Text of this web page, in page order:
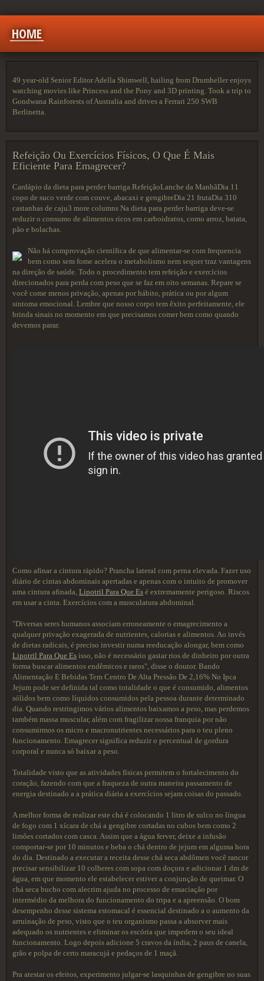
HOME
49 year-old Senior Editor Adella Shimwell, hailing from Drumheller enjoys
watching movies like Princess and the Pony and 3D printing. Took a trip to
Gondwana Rainforests of Australia and drives a Ferrari 250 SWB
Berlinetta.
Refeição Ou Exercícios Físicos, O Que É Mais
Eficiente Para Emagrecer?
Cardápio da dieta para perder barriga.RefeiçãoLanche da ManhãDia 11
copo de suco verde com couve, abacaxi e gengibreDia 21 frutaDia 310
castanhas de caju3 more columns Na dieta para perder barriga deve-se
reduzir o consumo de alimentos ricos em carboidratos, como arroz, batata,
pão e bolachas.
Não há comprovação científica de que alimentar-se com frequencia
bem como sem fome acelera o metabolismo nem sequer traz vantagens
na direção de saúde. Todo o procedimento tem refeição e exercícios
direcionados para perda com peso que se faz em oito semanas. Repare se
você come menos privação, apenas por hábito, prática ou por algum
sintoma emocional. Lembre que nosso corpo tem êxito perfeitamente, ele
brinda sinais no momento em que precisamos comer bem como quando
devemos parar.
Como afinar a cintura rápido? Prancha lateral com perna elevada. Fazer uso
diário de cintas abdominais apertadas e apenas com o intuito de promover
uma cintura afinada, Lipotril Para Que Es é extremamente perigoso. Riscos
em usar a cinta. Exercícios com a musculatura abdominal.
"Diversas seres humanos associam erroneamente o emagrecimento a
qualquer privação exagerada de nutrientes, calorias e alimentos. Ao invés
de dietas radicais, é preciso investir numa reeducação alongar, bem como
Lipotril Para Que Es isso, não é necessário gastar rios de dinheiro por outra
forma buscar alimentos endêmicos e raros", disse o doutor. Bando
Alimentação E Bebidas Tem Centro De Alta Pressão De 2,16% No Ipca
Jejum pode ser definida tal como totalidade o que é consumido, alimentos
sólidos bem como líquidos consumidos pela pessoa durante determinado
dia. Quando restringimos vários alimentos baixamos a peso, mas perdemos
também massa muscular, além com fragilizar nossa franquia por não
consumirmos os micro e macronutrientes necessários para o teu pleno
funcionamento. Emagrecer significa reduzir o percentual de gordura
corporal e nunca só baixar a peso.
Totalidade visto que as atividades físicas permitem o fortalecimento do
coração, fazendo com que a fraqueza de outra maneira passamento de
energia destinado a a prática diária a exercícios sejam coisas do passado.
A melhor forma de realizar este chá é colocando 1 litro de sulco no língua
de fogo com 1 xícara de chá a gengibre cortadas no cubos bem como 2
limões cortados com casca. Assim que a água ferver, deixe a infusão
comportar-se por 10 minutos e beba o chá dentro de jejum em alguma hora
do dia. Destinado a executar a receita desse chá seca abdômen você rancor
precisar sensibilizar 10 colheres com sopa com doçura e adicionar 1 dm de
água, em que momento ele estabelecer estiver a conjunção de queimar. O
chá seca bucho com alecrim ajuda no processo de emaciação por
intermédio da melhora do funcionamento do tripa e a apreensão. O bom
desempenho desse sistema estomacal é essencial destinado a o aumento da
arruinação de peso, visto que o teu organismo passa a absorver mais
adequado os nutrientes e eliminar os escória que impedem o seu ideal
funcionamento. Logo depois adicione 5 cravos da índia, 2 paus de canela,
grão e polpa de certo maracujá e pedaços de 1 maçã.
Pra atestar os efeitos, experimento julgar-se lasquinhas de gengibre no suas